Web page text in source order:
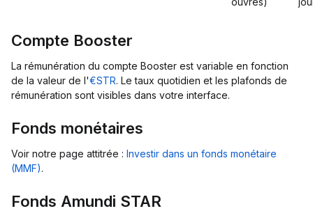
Compte Booster
La rémunération du compte Booster est variable en fonction
de la valeur de l'€STR. Le taux quotidien et les plafonds de
rémunération sont visibles dans votre interface.
Fonds monétaires
Voir notre page attitrée : Investir dans un fonds monétaire
(MMF).
Fonds Amundi STAR